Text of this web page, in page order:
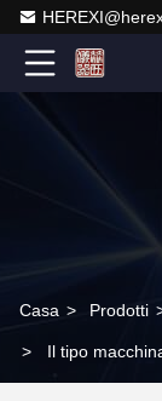
Casa > Prodotti
> Il tipo